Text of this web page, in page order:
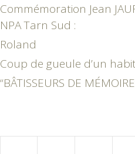
Commémoration Jean
NPA Tarn Sud :
Roland
Coup de gueule d’un
“BÂTISSEURS DE